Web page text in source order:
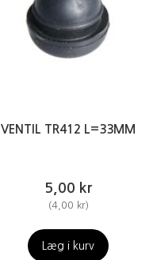
VENTIL TR412 L=33MM
5,00 kr
(4,00 kr)
Læg i kurv